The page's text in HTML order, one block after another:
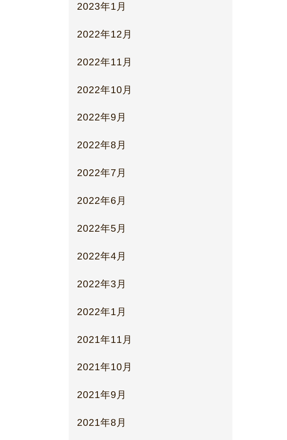
2023年1月
2022年12月
2022年11月
2022年10月
2022年9月
2022年8月
2022年7月
2022年6月
2022年5月
2022年4月
2022年3月
2022年1月
2021年11月
2021年10月
2021年9月
2021年8月